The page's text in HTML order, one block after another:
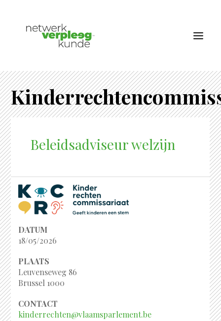
OVER NETWERK VERPLEEGKUNDE
WERKGEVERS
NIEUWS
CONTACT
AANMELDEN
Beleidsadviseur welzijn
DATUM
18/05/2026
PLAATS
Leuvenseweg 86
Brussel 1000
CONTACT
kinderrechten@vlaamsparlement.be